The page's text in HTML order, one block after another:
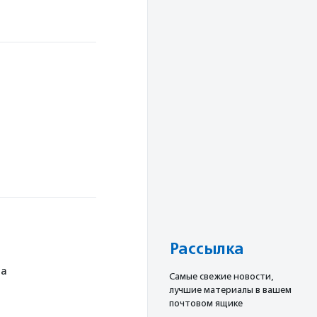
Рассылка
Cамые свежие новости,
лучшие материалы в вашем
почтовом ящике